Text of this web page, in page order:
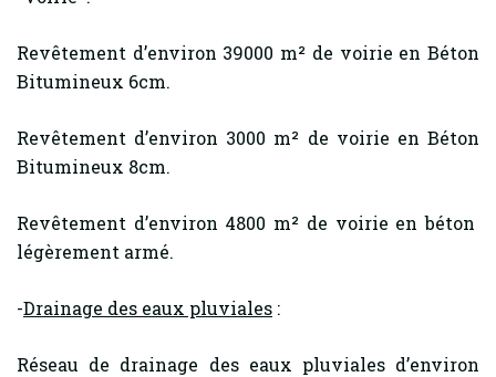
Revêtement d’environ 39000 m² de voirie en Béton
Bitumineux 6cm.
Revêtement d’environ 3000 m² de voirie en Béton
Bitumineux 8cm.
Revêtement d’environ 4800 m² de voirie en béton
légèrement armé.
-Drainage des eaux pluviales :
Réseau de drainage des eaux pluviales d’environ